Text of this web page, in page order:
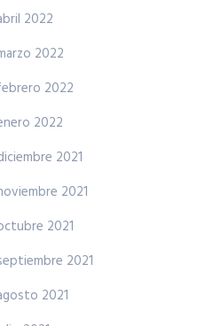
2022
2022
2022
2022
2021
2021
2021
2021
2021